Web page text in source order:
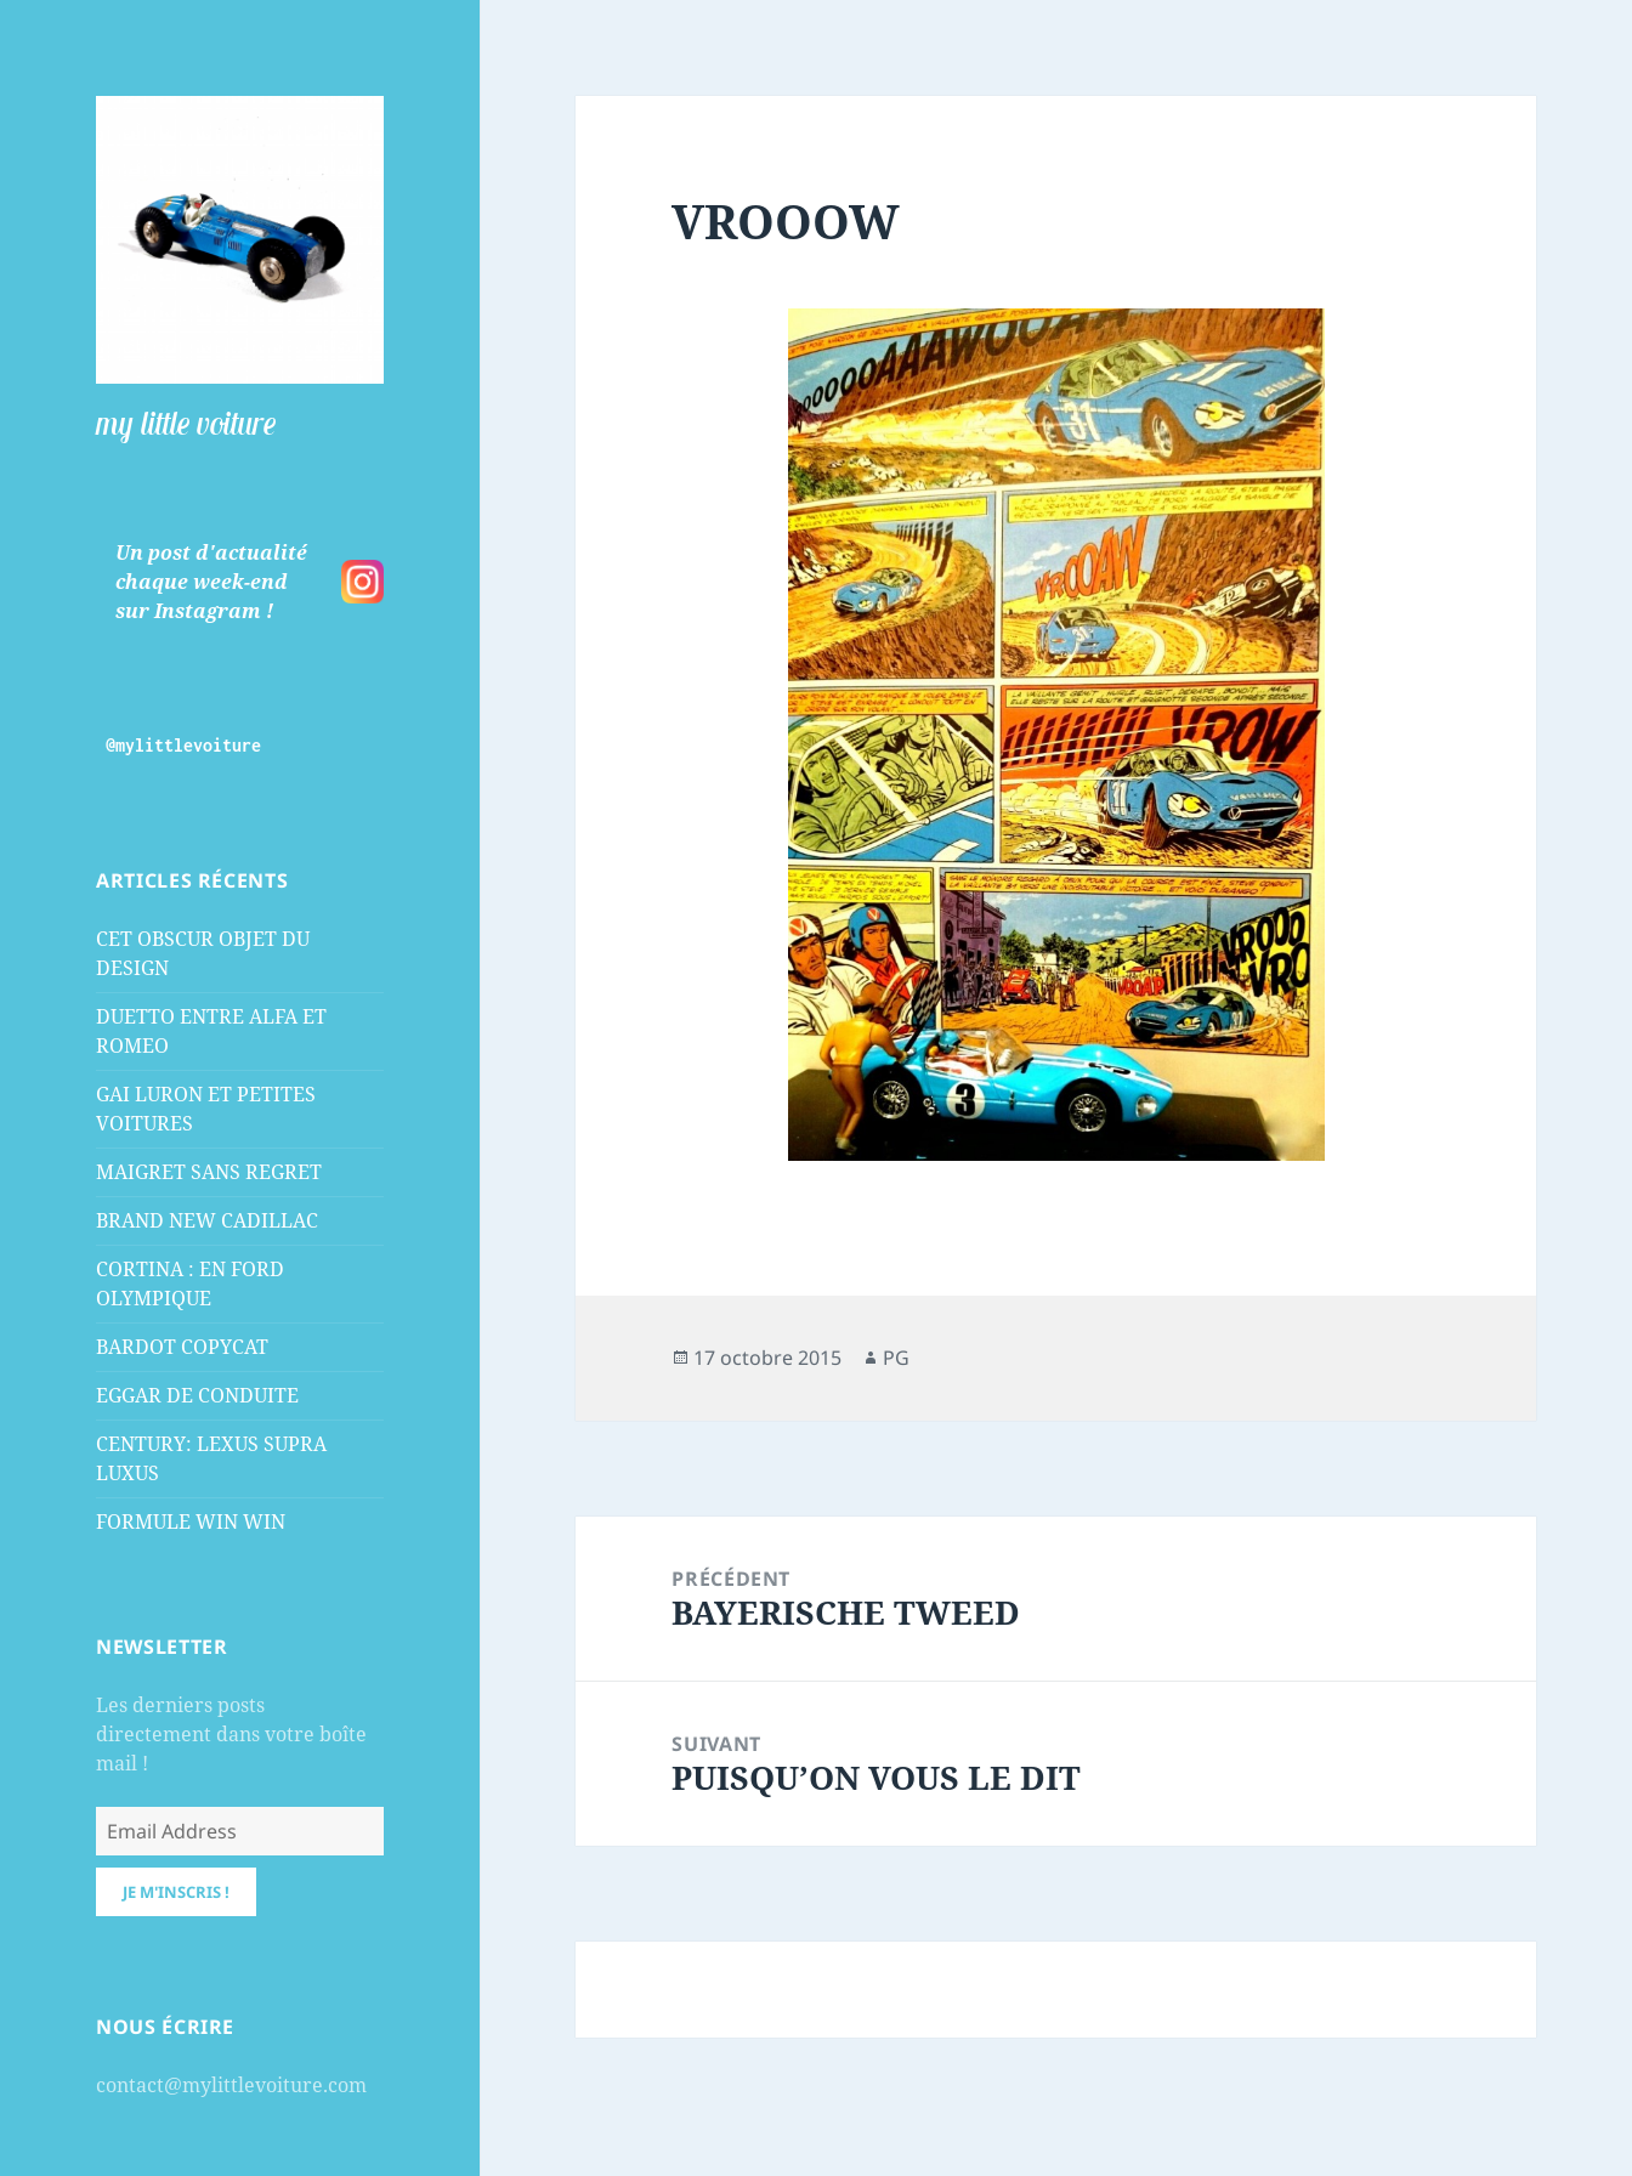
my little voiture
Un post d'actualité
chaque week-end
sur Instagram !
@mylittlevoiture
ARTICLES RÉCENTS
CET OBSCUR OBJET DU
DESIGN
DUETTO ENTRE ALFA ET
ROMEO
GAI LURON ET PETITES
VOITURES
MAIGRET SANS REGRET
BRAND NEW CADILLAC
CORTINA : EN FORD
OLYMPIQUE
BARDOT COPYCAT
EGGAR DE CONDUITE
CENTURY: LEXUS SUPRA
LUXUS
FORMULE WIN WIN
NEWSLETTER
Les derniers posts
directement dans votre boîte
mail !
NOUS ÉCRIRE
contact@mylittlevoiture.com
VROOOW
Publié
17 octobre 2015 Auteur
PG
PRÉCÉDENT
Article
BAYERISCHE TWEED
SUIVANT
Article
PUISQU’ON VOUS LE DIT